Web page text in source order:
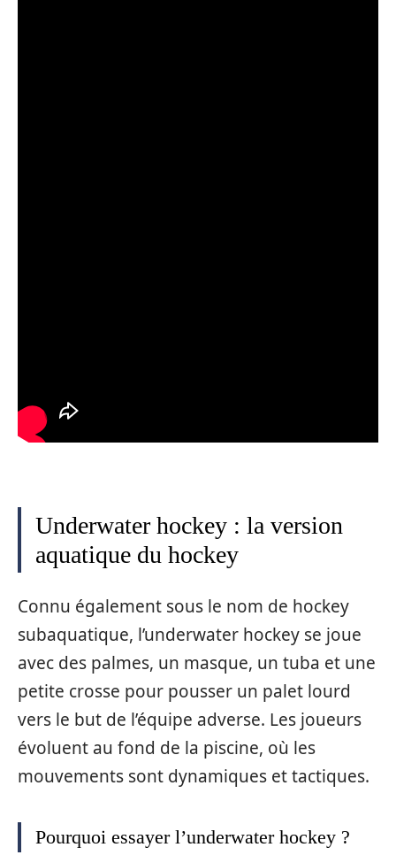
Underwater hockey : la version
aquatique du hockey
Connu également sous le nom de hockey
subaquatique, l’underwater hockey se joue
avec des palmes, un masque, un tuba et une
petite crosse pour pousser un palet lourd
vers le but de l’équipe adverse. Les joueurs
évoluent au fond de la piscine, où les
mouvements sont dynamiques et tactiques.
Pourquoi essayer l’underwater hockey ?